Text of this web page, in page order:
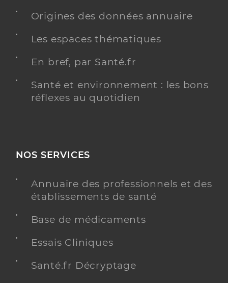
Origines des données annuaire
Les espaces thématiques
En bref, par Santé.fr
Santé et environnement : les bons
réflexes au quotidien
NOS SERVICES
Annuaire des professionnels et des
établissements de santé
Base de médicaments
Essais Cliniques
Santé.fr Décryptage